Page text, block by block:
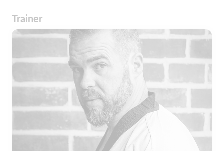
Trainer